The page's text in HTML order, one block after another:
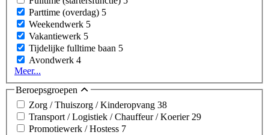
Parttime (overdag) 5
Weekendwerk 5
Vakantiewerk 5
Tijdelijke fulltime baan 5
Avondwerk 4
Meer...
Beroepsgroepen
Zorg / Thuiszorg / Kinderopvang 38
Transport / Logistiek / Chauffeur / Koerier29
Promotiewerk / Hostess 7